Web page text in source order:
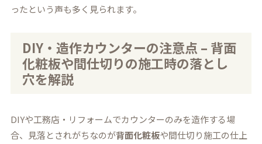
ったという声も多く見られます。
DIY・造作カウンターの注意点 – 背面
化粧板や間仕切りの施工時の落とし
穴を解説
DIYや工務店・リフォームでカウンターのみを造作する場
合、見落とされがちなのが背面化粧板や間仕切り施工の仕上